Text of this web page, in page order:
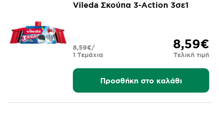
Vileda Σκούπα 3-Action 3σε1
8,59€
Τελική τιμή
1 Τεμάχια
8,59€/
Προσθήκη στο καλάθι